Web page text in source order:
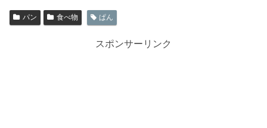
パン 食べ物 ぱん
スポンサーリンク